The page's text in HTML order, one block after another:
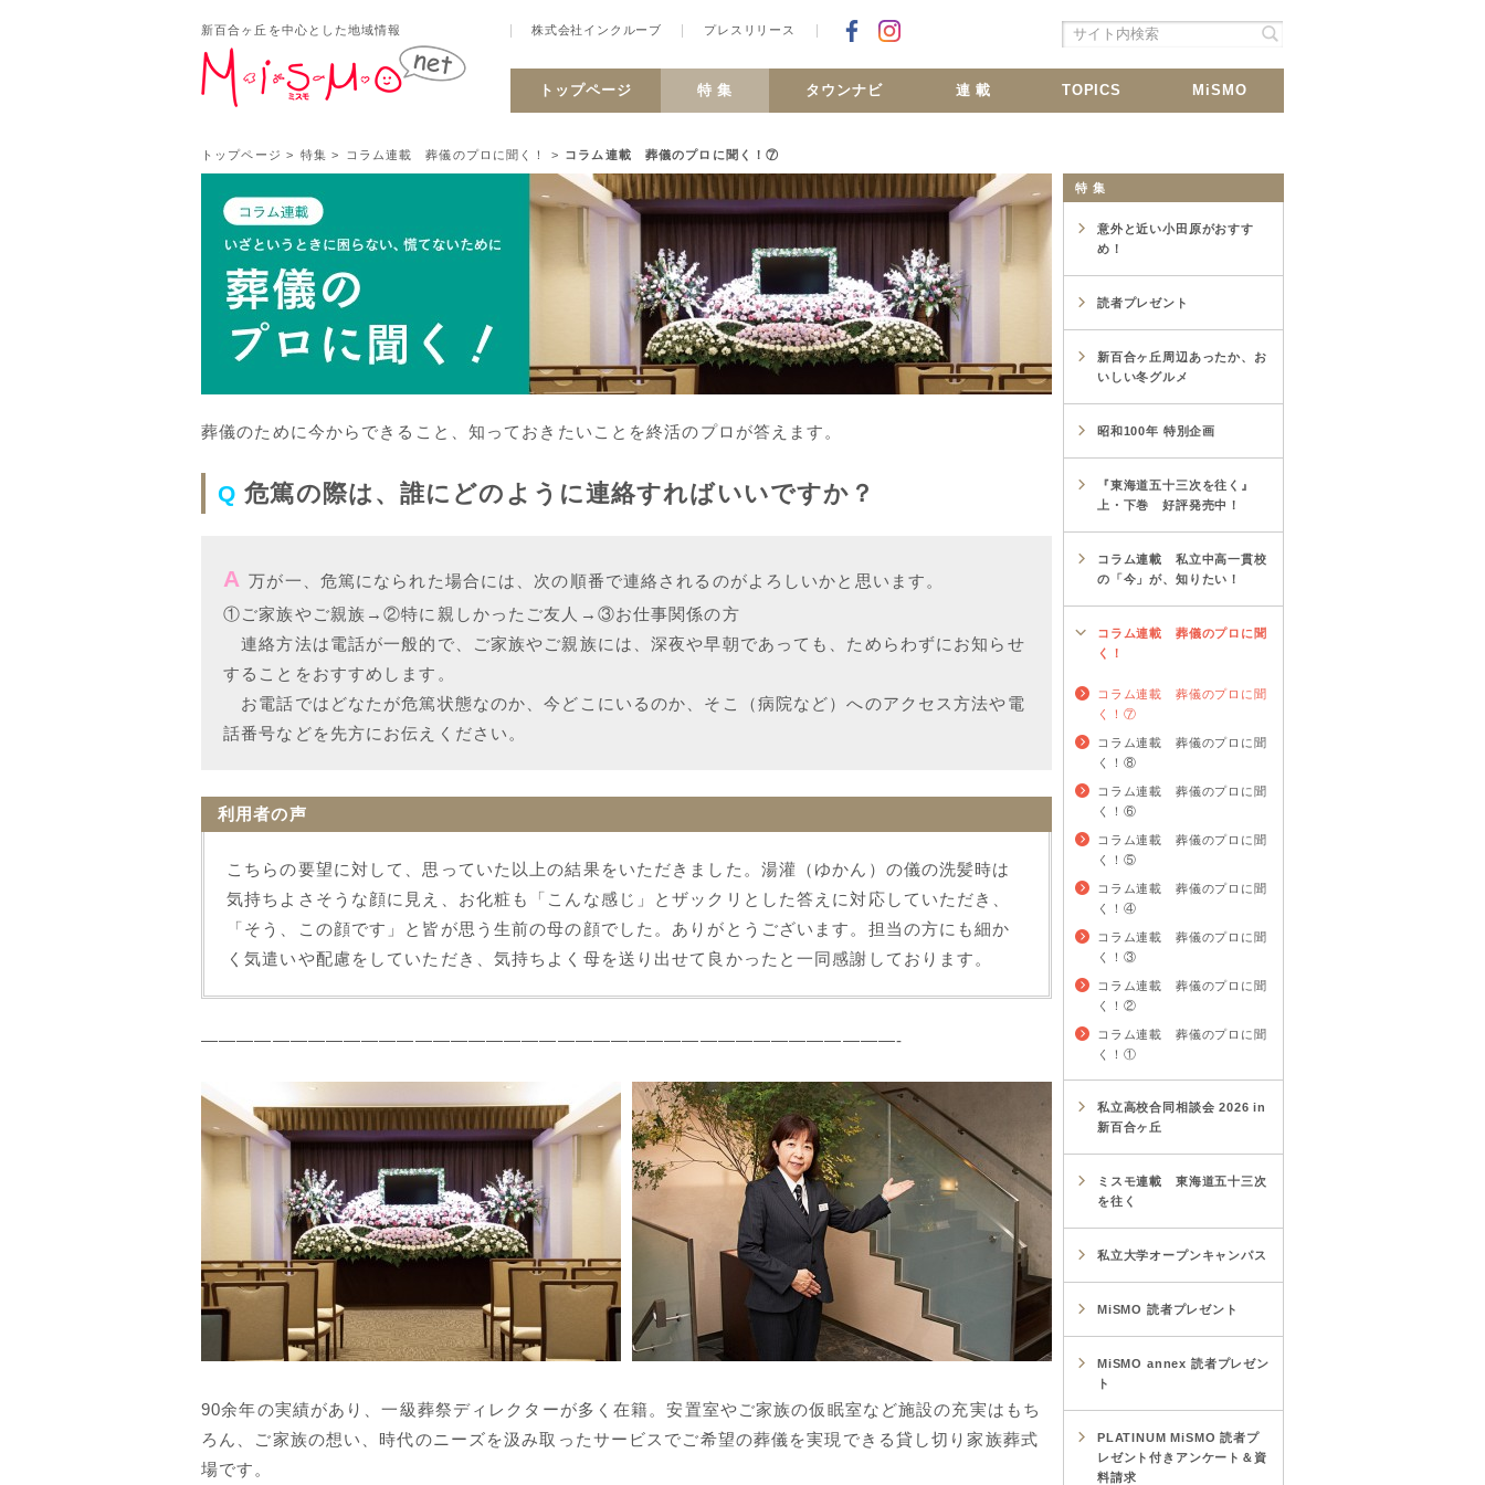
新百合ヶ丘を中心とした地域情報 株式会社インクルーブ プレスリリース Facebookでシェア
トップページ 特 集 タウンナビ 連 載 TOPICS MiSMO
トップページ > 特集 > コラム連載 葬儀のプロに聞く！ > コラム連載 葬儀のプロに聞く！⑦
特 集
意外と近い小田原がおすす
め！
読者プレゼント
新百合ヶ丘周辺あったか、お
いしい冬グルメ
昭和100年 特別企画
『東海道五十三次を往く』
上・下巻 好評発売中！
コラム連載 私立中高一貫校
の「今」が、知りたい！
コラム連載 葬儀のプロに聞
く！
コラム連載 葬儀のプロに聞
く！⑦
コラム連載 葬儀のプロに聞
く！⑧
コラム連載 葬儀のプロに聞
く！⑥
コラム連載 葬儀のプロに聞
く！⑤
コラム連載 葬儀のプロに聞
く！④
コラム連載 葬儀のプロに聞
く！③
コラム連載 葬儀のプロに聞
く！②
コラム連載 葬儀のプロに聞
く！①
私立高校合同相談会 2026 in
新百合ヶ丘
ミスモ連載 東海道五十三次
を往く
私立大学オープンキャンパス
MiSMO 読者プレゼント
MiSMO annex 読者プレゼン
ト
PLATINUM MiSMO 読者プ
レゼント付きアンケート＆資
料請求
葬儀のために今からできること、知っておきたいことを終活のプロが答えます。
Q 危篤の際は、誰にどのように連絡すればいいですか？
A万が一、危篤になられた場合には、次の順番で連絡されるのがよろしいかと思います。
①ご家族やご親族→②特に親しかったご友人→③お仕事関係の方
連絡方法は電話が一般的で、ご家族やご親族には、深夜や早朝であっても、ためらわずにお知らせ
することをおすすめします。
お電話ではどなたが危篤状態なのか、今どこにいるのか、そこ（病院など）へのアクセス方法や電
話番号などを先方にお伝えください。
利用者の声
こちらの要望に対して、思っていた以上の結果をいただきました。湯灌（ゆかん）の儀の洗髪時は
気持ちよさそうな顔に見え、お化粧も「こんな感じ」とザックリとした答えに対応していただき、
「そう、この顔です」と皆が思う生前の母の顔でした。ありがとうございます。担当の方にも細か
く気遣いや配慮をしていただき、気持ちよく母を送り出せて良かったと一同感謝しております。
———————————————————————————————————————-
90余年の実績があり、一級葬祭ディレクターが多く在籍。安置室やご家族の仮眠室など施設の充実はもち
ろん、ご家族の想い、時代のニーズを汲み取ったサービスでご希望の葬儀を実現できる貸し切り家族葬式
場です。